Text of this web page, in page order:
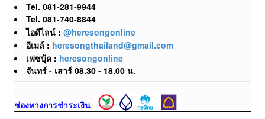
Tel. 081-281-9944
Tel. 081-740-8844
ไอดีไลน์ : @heresongonline
อีเมล์ : heresongthailand@gmail.com
เฟซบุ้ค : heresongonline
จันทร์ - เสาร์ 08.30 - 18.00 น.
ช่องทางการชำระเงิน